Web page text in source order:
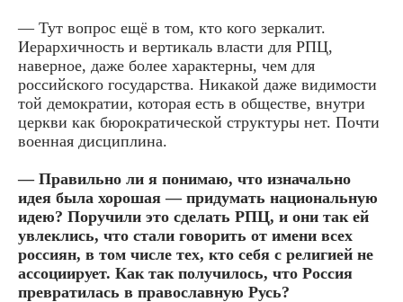
— Тут вопрос ещё в том, кто кого зеркалит.
Иерархичность и вертикаль власти для РПЦ,
наверное, даже более характерны, чем для
российского государства. Никакой даже видимости
той демократии, которая есть в обществе, внутри
церкви как бюрократической структуры нет. Почти
военная дисциплина.
— Правильно ли я понимаю, что изначально
идея была хорошая — придумать национальную
идею? Поручили это сделать РПЦ, и они так ей
увлеклись, что стали говорить от имени всех
россиян, в том числе тех, кто себя с религией не
ассоциирует. Как так получилось, что Россия
превратилась в православную Русь?